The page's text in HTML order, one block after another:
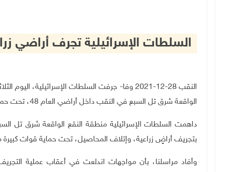
السلطات الإسرائيلية تجرف أراضي
النقب 28-12-2021 وفا- جرفت السلطات
الواقعة شرق تل السبع في النقب داخل أراضي العام 48، تحت حماية قوات كبيرة من شرطة الاحتلال.
بتجريف أراضٍ زراعية، وإتلاف المحاصيل، تحت حماية قوات
وأفاد مراسلنا، بأن مواجهات اندلعت في أعقاب عملية